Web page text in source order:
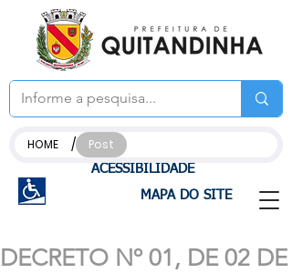
ACESSIBILIDADE
MAPA DO SITE
HOME / Post
DECRETO Nº 01, DE 02 DE